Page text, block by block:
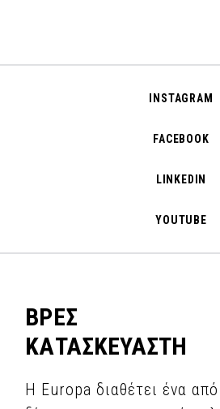
INSTAGRAM
FACEBOOK
LINKEDIN
YOUTUBE
ΒΡΕΣ
ΚΑΤΑΣΚΕΥΑΣΤΗ
Η Europa διαθέτει ένα